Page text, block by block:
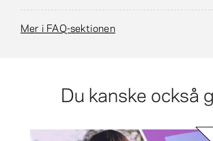
Mer i FAQ-sektionen
Du kanske också